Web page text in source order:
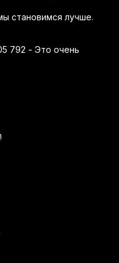
становимся лучше.
792 - Это очень